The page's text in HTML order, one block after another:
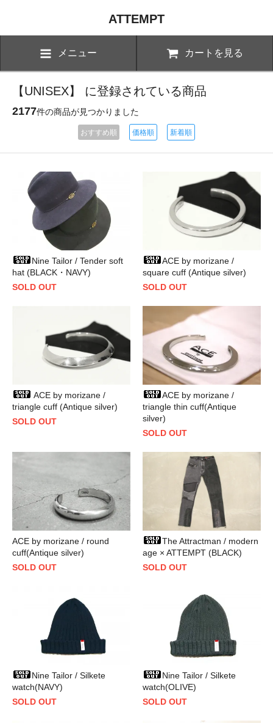
ATTEMPT
メニュー カートを見る
【UNISEX】 に登録されている商品
2177件の商品が見つかりました
おすすめ順 価格順 新着順
Nine Tailor / Tender soft
hat (BLACK・NAVY)
SOLD OUT
ACE by morizane /
square cuff (Antique silver)
SOLD OUT
ACE by morizane /
triangle cuff (Antique silver)
SOLD OUT
ACE by morizane /
triangle thin cuff(Antique
silver)
SOLD OUT
ACE by morizane / round
cuff(Antique silver)
SOLD OUT
The Attractman / modern
age × ATTEMPT (BLACK)
SOLD OUT
Nine Tailor / Silkete
watch(NAVY)
SOLD OUT
Nine Tailor / Silkete
watch(OLIVE)
SOLD OUT